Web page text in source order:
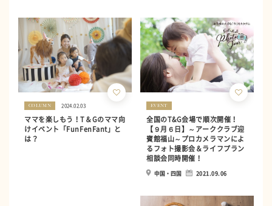
COLUMN 2024.02.03
ママを楽しもう！T＆Gのママ向
けイベント「FunFenFant」と
は？
EVENT
全国のT&G会場で順次開催！
【９月６日】～アーククラブ迎
賓館福山～プロカメラマンによ
るフォト撮影会＆ライフプラン
相談会同時開催！
中国・四国 2021.09.06